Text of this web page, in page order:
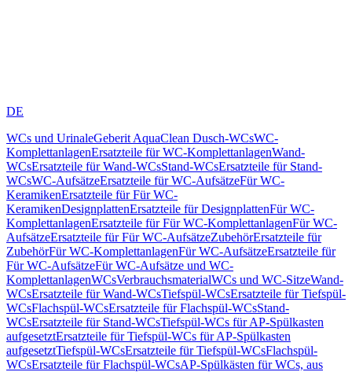
DE
WCs und UrinaleGeberit AquaClean Dusch-WCsWC-
KomplettanlagenErsatzteile für WC-KomplettanlagenWand-
WCsErsatzteile für Wand-WCsStand-WCsErsatzteile für Stand-
WCsWC-AufsätzeErsatzteile für WC-AufsätzeFür WC-
KeramikenErsatzteile für Für WC-
KeramikenDesignplattenErsatzteile für DesignplattenFür WC-
KomplettanlagenErsatzteile für Für WC-KomplettanlagenFür WC-
AufsätzeErsatzteile für Für WC-AufsätzeZubehörErsatzteile für
ZubehörFür WC-KomplettanlagenFür WC-AufsätzeErsatzteile für
Für WC-AufsätzeFür WC-Aufsätze und WC-
KomplettanlagenWCsVerbrauchsmaterialWCs und WC-SitzeWand-
WCsErsatzteile für Wand-WCsTiefspül-WCsErsatzteile für Tiefspül-
WCsFlachspül-WCsErsatzteile für Flachspül-WCsStand-
WCsErsatzteile für Stand-WCsTiefspül-WCs für AP-Spülkasten
aufgesetztErsatzteile für Tiefspül-WCs für AP-Spülkasten
aufgesetztTiefspül-WCsErsatzteile für Tiefspül-WCsFlachspül-
WCsErsatzteile für Flachspül-WCsAP-Spülkästen für WCs, aus